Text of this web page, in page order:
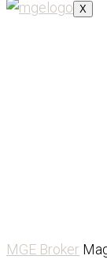
X
MGE Broker